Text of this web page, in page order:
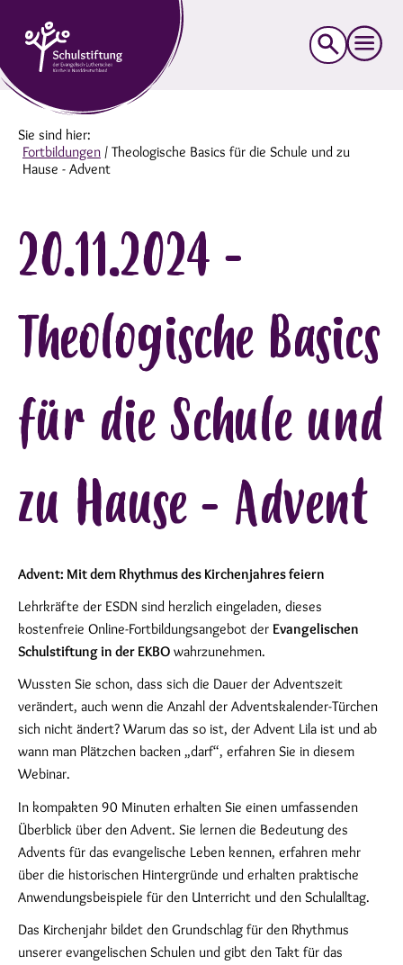
Suche
nach:
Sie sind hier:
Fortbildungen / Theologische Basics für die Schule und zu
Hause - Advent
20.11.2024 -
Theologische Basics
für die Schule und
zu Hause - Advent
Advent: Mit dem Rhythmus des Kirchenjahres feiern
Lehrkräfte der ESDN sind herzlich eingeladen, dieses
kostenfreie Online-Fortbildungsangebot der Evangelischen
Schulstiftung in der EKBO wahrzunehmen.
Wussten Sie schon, dass sich die Dauer der Adventszeit
verändert, auch wenn die Anzahl der Adventskalender-Türchen
sich nicht ändert? Warum das so ist, der Advent Lila ist und ab
wann man Plätzchen backen „darf“, erfahren Sie in diesem
Webinar.
In kompakten 90 Minuten erhalten Sie einen umfassenden
Überblick über den Advent. Sie lernen die Bedeutung des
Advents für das evangelische Leben kennen, erfahren mehr
über die historischen Hintergründe und erhalten praktische
Anwendungsbeispiele für den Unterricht und den Schulalltag.
Das Kirchenjahr bildet den Grundschlag für den Rhythmus
unserer evangelischen Schulen und gibt den Takt für das